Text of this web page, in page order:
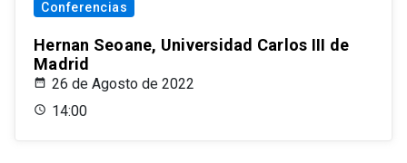
Conferencias
Hernan Seoane, Universidad Carlos III de
Madrid
26 de Agosto de 2022
14:00